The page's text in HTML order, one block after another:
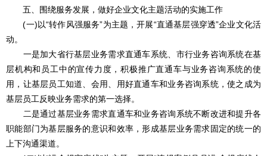
五、围绕服务发展，做好企业文化主题活动的实施工作
(一)以“转作风强服务”为主题，开展“直通基层强穿透”企业文化活
动。
一是加大省行基层业务需求直通车系统、市行业务咨询系统在基
层机构和员工中的宣传力度，积极推广直通车与业务咨询系统的使
用，让基层员工知道、会用、用好直通车和业务咨询系统，使之成为
基层员工反映业务需求的第一选择。
二是通过基层业务需求直通车和业务咨询系统不断改进和提升各
职能部门为基层服务的意识和效率，形成基层业务需求固定的统一的
上下沟通渠道。